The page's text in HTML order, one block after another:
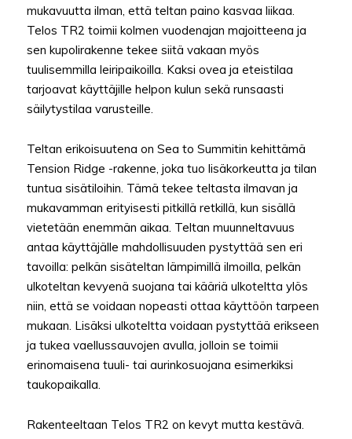
mukavuutta ilman, että teltan paino kasvaa liikaa.
Telos TR2 toimii kolmen vuodenajan majoitteena ja
sen kupolirakenne tekee siitä vakaan myös
tuulisemmilla leiripaikoilla. Kaksi ovea ja eteistilaa
tarjoavat käyttäjille helpon kulun sekä runsaasti
säilytystilaa varusteille.
Teltan erikoisuutena on Sea to Summitin kehittämä
Tension Ridge -rakenne, joka tuo lisäkorkeutta ja tilan
tuntua sisätiloihin. Tämä tekee teltasta ilmavan ja
mukavamman erityisesti pitkillä retkillä, kun sisällä
vietetään enemmän aikaa. Teltan muunneltavuus
antaa käyttäjälle mahdollisuuden pystyttää sen eri
tavoilla: pelkän sisäteltan lämpimillä ilmoilla, pelkän
ulkoteltan kevyenä suojana tai kääriä ulkoteltta ylös
niin, että se voidaan nopeasti ottaa käyttöön tarpeen
mukaan. Lisäksi ulkoteltta voidaan pystyttää erikseen
ja tukea vaellussauvojen avulla, jolloin se toimii
erinomaisena tuuli- tai aurinkosuojana esimerkiksi
taukopaikalla.
Rakenteeltaan Telos TR2 on kevyt mutta kestävä.